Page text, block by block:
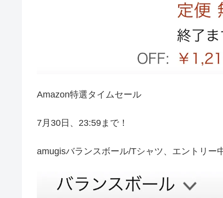
Amazon特選タイムセール
7月30日、23:59まで！
amugisバランスボール/Tシャツ、エントリー